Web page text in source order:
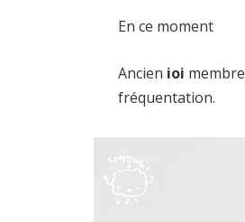
En ce moment
Ancien ioi membre
fréquentation.